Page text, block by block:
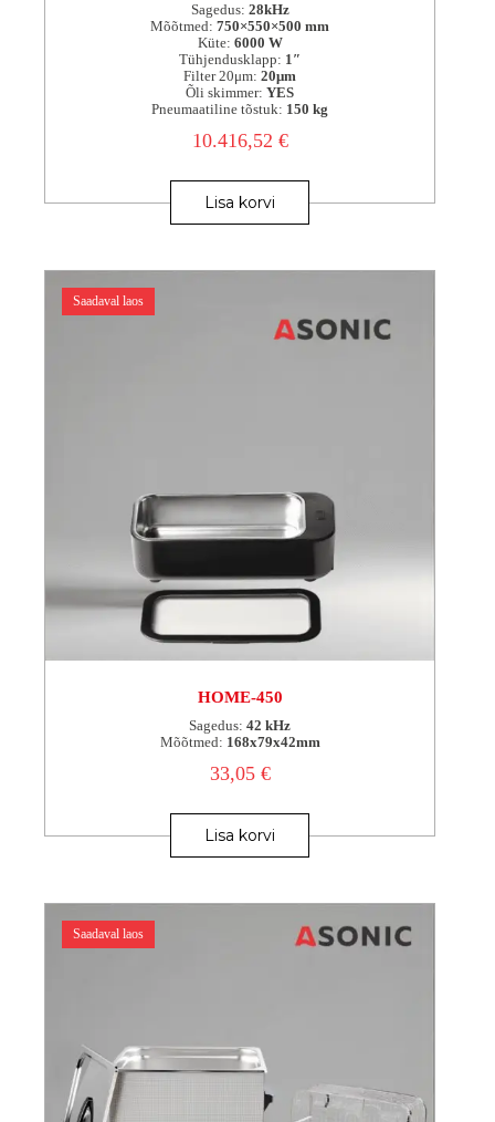
Sagedus: 28kHz
Mõõtmed: 750×550×500 mm
Küte: 6000 W
Tühjendusklapp: 1″
Filter 20μm: 20μm
Õli skimmer: YES
Pneumaatiline tõstuk: 150 kg
10.416,52 €
Lisa korvi
Saadaval laos
HOME-450
Sagedus: 42 kHz
Mõõtmed: 168x79x42mm
33,05 €
Lisa korvi
Saadaval laos